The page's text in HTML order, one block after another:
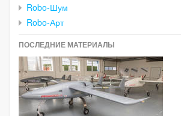
Robo-Шум
Robo-Арт
ПОСЛЕДНИЕ МАТЕРИАЛЫ